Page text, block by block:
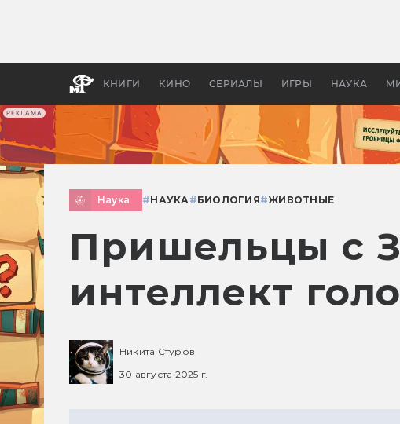
РЕКЛАМА
КНИГИ КИНО СЕРИАЛЫ ИГРЫ НАУКА
апокалипсис,
Наука #НАУКА#БИОЛОГИЯ#ЖИВОТНЫЕ
Пришельцы с
интеллект
Никита Стуров
30 августа 2025 г.